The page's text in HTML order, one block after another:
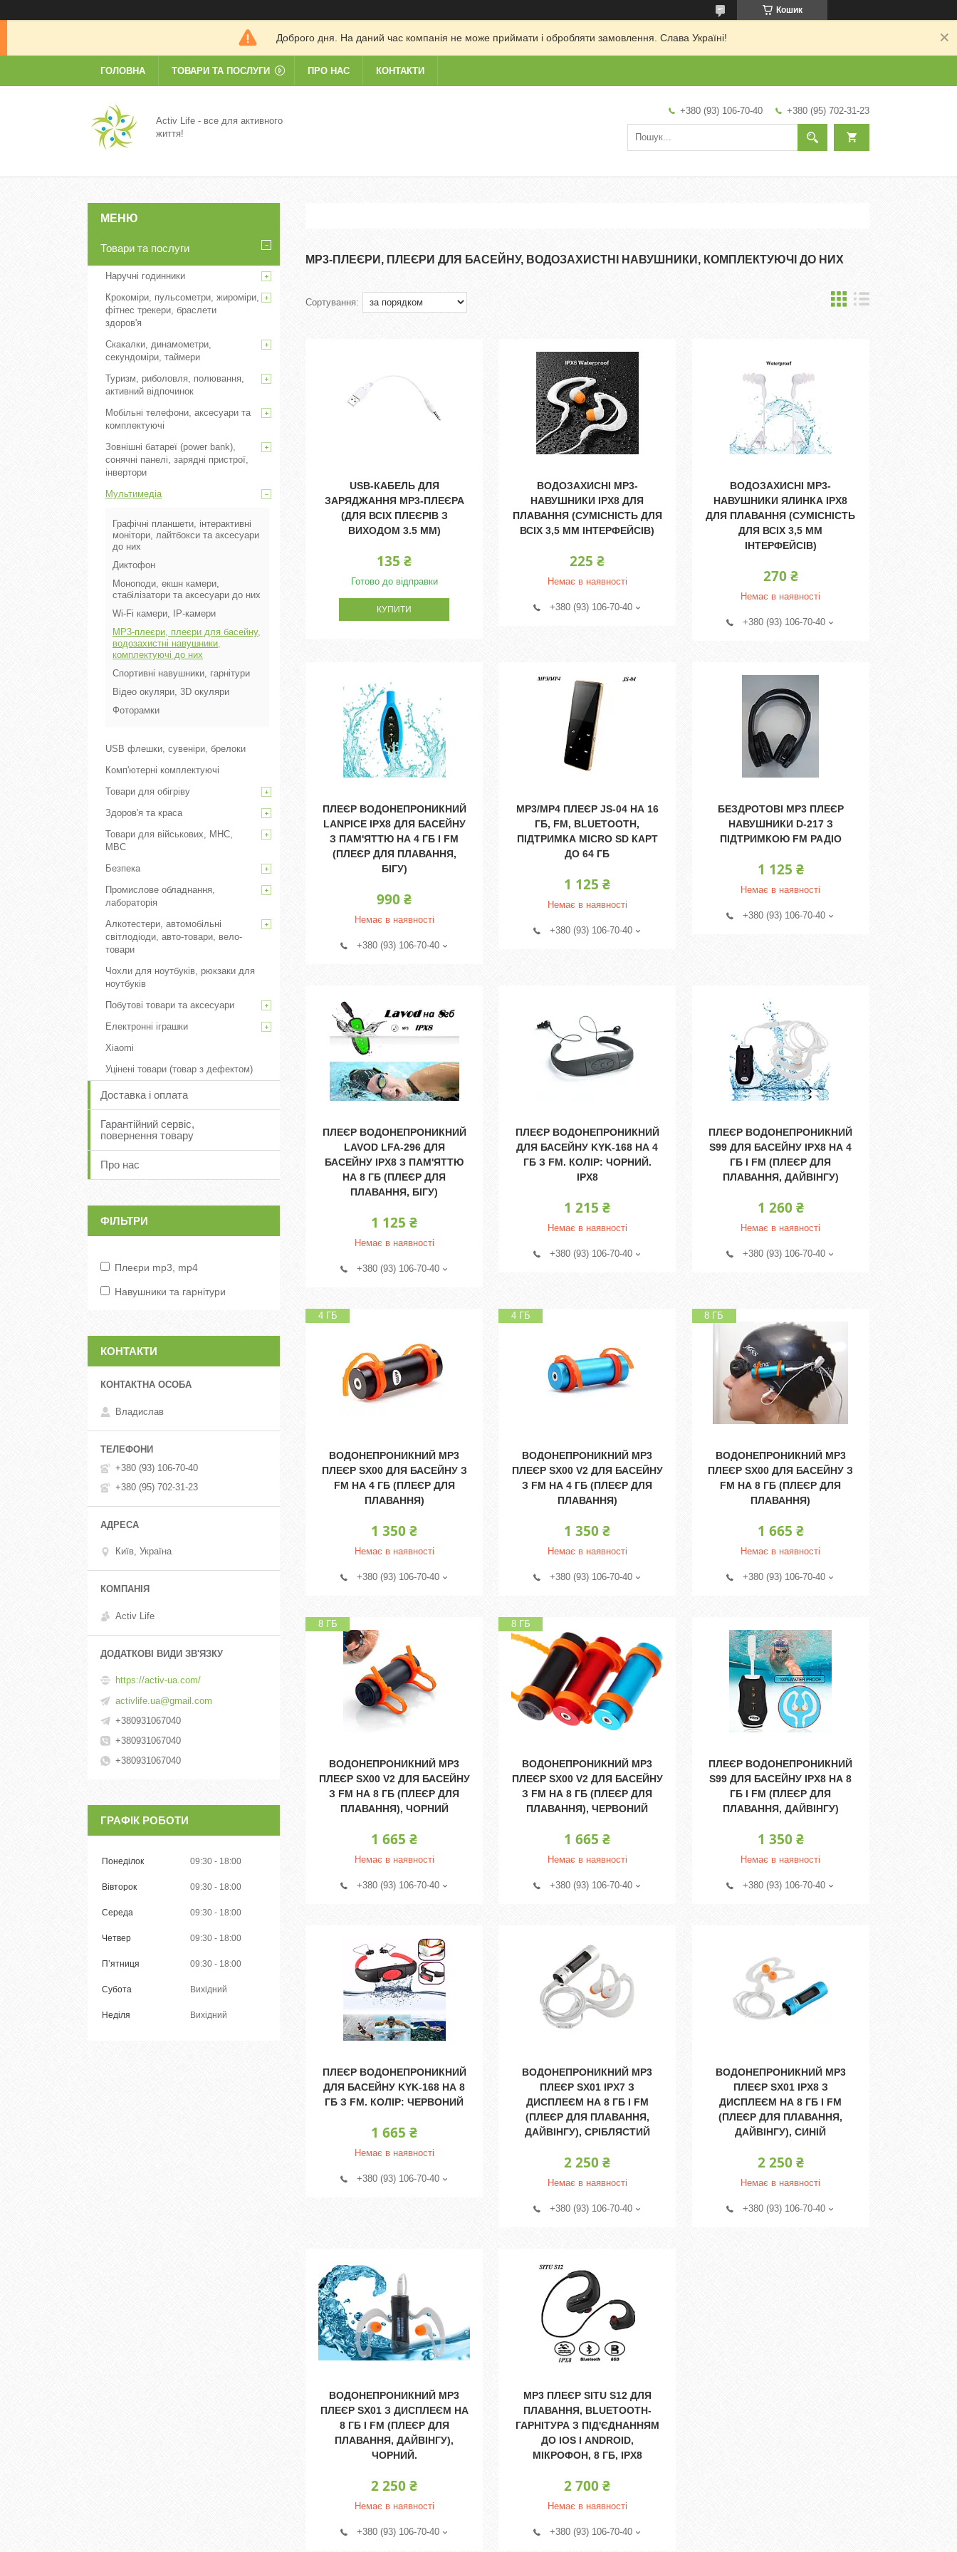
Кошик
Доброго дня. На даний час компанія не може приймати і обробляти замовлення. Слава Україні!
ГОЛОВНА ТОВАРИ ТА ПОСЛУГИ ПРО НАС КОНТАКТИ
Activ Life - все для активного
життя!
+380 (93) 106-70-40 +380 (95) 702-31-23
MP3-ПЛЕЄРИ, ПЛЕЄРИ ДЛЯ БАСЕЙНУ, ВОДОЗАХИСТНІ НАВУШНИКИ, КОМПЛЕКТУЮЧІ ДО НИХ
USB-КАБЕЛЬ ДЛЯ
ЗАРЯДЖАННЯ MP3-ПЛЕЄРА
(ДЛЯ ВСІХ ПЛЕЄРІВ З
ВИХОДОМ 3.5 ММ)
135 ₴
Готово до відправки
КУПИТИ
ВОДОЗАХИСНІ MP3-
НАВУШНИКИ IPX8 ДЛЯ
ПЛАВАННЯ (СУМІСНІСТЬ ДЛЯ
ВСІХ 3,5 ММ ІНТЕРФЕЙСІВ)
225 ₴
Немає в наявності
+380 (93) 106-70-40
ВОДОЗАХИСНІ MP3-
НАВУШНИКИ ЯЛИНКА IPX8
ДЛЯ ПЛАВАННЯ (СУМІСНІСТЬ
ДЛЯ ВСІХ 3,5 ММ
ІНТЕРФЕЙСІВ)
270 ₴
Немає в наявності
+380 (93) 106-70-40
ПЛЕЄР ВОДОНЕПРОНИКНИЙ
LANPICE IPX8 ДЛЯ БАСЕЙНУ
З ПАМ'ЯТТЮ НА 4 ГБ І FM
(ПЛЕЄР ДЛЯ ПЛАВАННЯ,
БІГУ)
990 ₴
Немає в наявності
+380 (93) 106-70-40
MP3/MP4 ПЛЕЄР JS-04 НА 16
ГБ, FM, BLUETOOTH,
ПІДТРИМКА MICRO SD КАРТ
ДО 64 ГБ
1 125 ₴
Немає в наявності
+380 (93) 106-70-40
БЕЗДРОТОВІ MP3 ПЛЕЄР
НАВУШНИКИ D-217 З
ПІДТРИМКОЮ FM РАДІО
1 125 ₴
Немає в наявності
+380 (93) 106-70-40
ПЛЕЄР ВОДОНЕПРОНИКНИЙ
LAVOD LFA-296 ДЛЯ
БАСЕЙНУ IPX8 З ПАМ'ЯТТЮ
НА 8 ГБ (ПЛЕЄР ДЛЯ
ПЛАВАННЯ, БІГУ)
1 125 ₴
Немає в наявності
+380 (93) 106-70-40
ПЛЕЄР ВОДОНЕПРОНИКНИЙ
ДЛЯ БАСЕЙНУ KYK-168 НА 4
ГБ З FM. КОЛІР: ЧОРНИЙ.
IPX8
1 215 ₴
Немає в наявності
+380 (93) 106-70-40
ПЛЕЄР ВОДОНЕПРОНИКНИЙ
S99 ДЛЯ БАСЕЙНУ IPX8 НА 4
ГБ І FM (ПЛЕЄР ДЛЯ
ПЛАВАННЯ, ДАЙВІНГУ)
1 260 ₴
Немає в наявності
+380 (93) 106-70-40
4 ГБ
ВОДОНЕПРОНИКНИЙ MP3
ПЛЕЄР SX00 ДЛЯ БАСЕЙНУ З
FM НА 4 ГБ (ПЛЕЄР ДЛЯ
ПЛАВАННЯ)
1 350 ₴
Немає в наявності
+380 (93) 106-70-40
4 ГБ
ВОДОНЕПРОНИКНИЙ MP3
ПЛЕЄР SX00 V2 ДЛЯ БАСЕЙНУ
З FM НА 4 ГБ (ПЛЕЄР ДЛЯ
ПЛАВАННЯ)
1 350 ₴
Немає в наявності
+380 (93) 106-70-40
8 ГБ
ВОДОНЕПРОНИКНИЙ MP3
ПЛЕЄР SX00 ДЛЯ БАСЕЙНУ З
FM НА 8 ГБ (ПЛЕЄР ДЛЯ
ПЛАВАННЯ)
1 665 ₴
Немає в наявності
+380 (93) 106-70-40
8 ГБ
ВОДОНЕПРОНИКНИЙ MP3
ПЛЕЄР SX00 V2 ДЛЯ БАСЕЙНУ
З FM НА 8 ГБ (ПЛЕЄР ДЛЯ
ПЛАВАННЯ), ЧОРНИЙ
1 665 ₴
Немає в наявності
+380 (93) 106-70-40
8 ГБ
ВОДОНЕПРОНИКНИЙ MP3
ПЛЕЄР SX00 V2 ДЛЯ БАСЕЙНУ
З FM НА 8 ГБ (ПЛЕЄР ДЛЯ
ПЛАВАННЯ), ЧЕРВОНИЙ
1 665 ₴
Немає в наявності
+380 (93) 106-70-40
ПЛЕЄР ВОДОНЕПРОНИКНИЙ
S99 ДЛЯ БАСЕЙНУ IPX8 НА 8
ГБ І FM (ПЛЕЄР ДЛЯ
ПЛАВАННЯ, ДАЙВІНГУ)
1 350 ₴
Немає в наявності
+380 (93) 106-70-40
ПЛЕЄР ВОДОНЕПРОНИКНИЙ
ДЛЯ БАСЕЙНУ KYK-168 НА 8
ГБ З FM. КОЛІР: ЧЕРВОНИЙ
1 665 ₴
Немає в наявності
+380 (93) 106-70-40
ВОДОНЕПРОНИКНИЙ MP3
ПЛЕЄР SX01 IPX7 З
ДИСПЛЕЄМ НА 8 ГБ І FM
(ПЛЕЄР ДЛЯ ПЛАВАННЯ,
ДАЙВІНГУ), СРІБЛЯСТИЙ
2 250 ₴
Немає в наявності
+380 (93) 106-70-40
ВОДОНЕПРОНИКНИЙ MP3
ПЛЕЄР SX01 IPX8 З
ДИСПЛЕЄМ НА 8 ГБ І FM
(ПЛЕЄР ДЛЯ ПЛАВАННЯ,
ДАЙВІНГУ), СИНІЙ
2 250 ₴
Немає в наявності
+380 (93) 106-70-40
ВОДОНЕПРОНИКНИЙ MP3
ПЛЕЄР SX01 З ДИСПЛЕЄМ НА
8 ГБ І FM (ПЛЕЄР ДЛЯ
ПЛАВАННЯ, ДАЙВІНГУ),
ЧОРНИЙ.
2 250 ₴
Немає в наявності
+380 (93) 106-70-40
MP3 ПЛЕЄР SITU S12 ДЛЯ
ПЛАВАННЯ, BLUETOOTH-
ГАРНІТУРА З ПІД'ЄДНАННЯМ
ДО IOS І ANDROID,
МІКРОФОН, 8 ГБ, IPX8
2 700 ₴
Немає в наявності
+380 (93) 106-70-40
Товари та послуги
Наручні годинники
Крокоміри, пульсометри, жироміри,
фітнес трекери, браслети
здоров'я
Скакалки, динамометри,
секундоміри, таймери
Туризм, риболовля, полювання,
активний відпочинок
Мобільні телефони, аксесуари та
комплектуючі
Зовнішні батареї (power bank),
сонячні панелі, зарядні пристрої,
інвертори
Мультимедіа
Графічні планшети, інтерактивні
монітори, лайтбокси та аксесуари
до них
Диктофон
Моноподи, екшн камери,
стабілізатори та аксесуари до них
Wi-Fi камери, IP-камери
MP3-плеєри, плеєри для басейну,
водозахистні навушники,
комплектуючі до них
Спортивні навушники, гарнітури
Відео окуляри, 3D окуляри
Фоторамки
USB флешки, сувеніри, брелоки
Комп'ютерні комплектуючі
Товари для обігріву
Здоров'я та краса
Товари для військових, МНС,
МВС
Безпека
Промислове обладнання,
лабораторія
Алкотестери, автомобільні
світлодіоди, авто-товари, вело-
товари
Чохли для ноутбуків, рюкзаки для
ноутбуків
Побутові товари та аксесуари
Електронні іграшки
Xiaomi
Уцінені товари (товар з дефектом)
Доставка і оплата
Гарантійний сервіс,
повернення товару
Про нас
ФІЛЬТРИ
Плеєри mp3, mp4
Навушники та гарнітури
КОНТАКТИ
Владислав
+380 (93) 106-70-40
+380 (95) 702-31-23
Київ, Україна
Activ Life
https://activ-ua.com/
activlife.ua@gmail.com
+380931067040
+380931067040
+380931067040
ГРАФІК РОБОТИ
Понеділок 09:30 18:00
Вівторок 09:30 18:00
Середа 09:30 18:00
Четвер 09:30 18:00
Пʼятниця 09:30 18:00
Субота Вихідний
Неділя Вихідний